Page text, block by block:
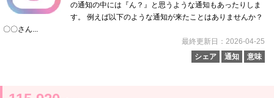
の通知の中には『ん？』と思うような通知もあったりしま
す。 例えば以下のような通知が来たことはありませんか？
〇〇さん...
最終更新日：2026-04-25
シェア
通知 意味